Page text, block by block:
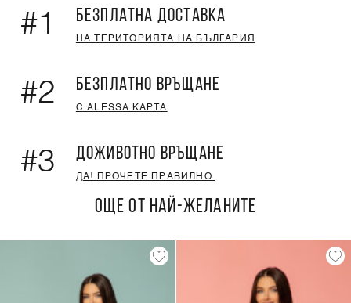
#1 БЕЗПЛАТНА ДОСТАВКА
НА ТЕРИТОРИЯТА НА БЪЛГАРИЯ
#2 БЕЗПЛАТНО ВРЪЩАНЕ
С ALESSA КАРТА
#3 ДОЖИВОТНО ВРЪЩАНЕ
ДА! ПРОЧЕТЕ ПРАВИЛНО.
ОЩЕ ОТ НАЙ-ЖЕЛАНИТЕ